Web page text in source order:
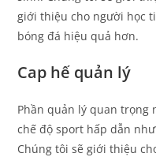
giới thiệu cho người học
bóng đá hiệu quả hơn.
Cap hế quản lý
Phần quản lý quan trọng
chế độ sport hấp dẫn
Chúng tôi sẽ giới thiệu